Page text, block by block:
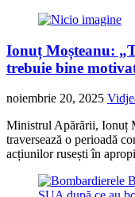
Ionuț Moșteanu:
trebuie bine
noiembrie 20, 2025
Ministrul Apărării, Ionuț
traversează o perioadă
acțiunilor rusești în